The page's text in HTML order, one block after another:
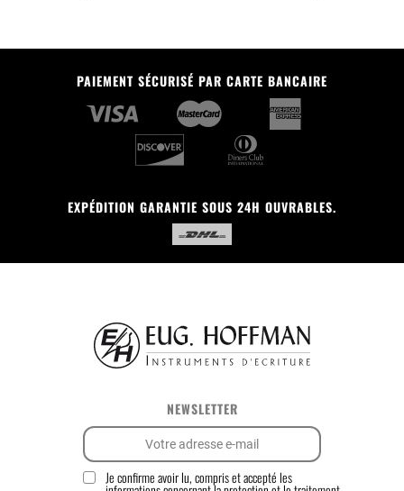
PAIEMENT SÉCURISÉ PAR CARTE BANCAIRE
EXPÉDITION GARANTIE SOUS 24H OUVRABLES.
NEWSLETTER
Je confirme avoir lu, compris et accepté les